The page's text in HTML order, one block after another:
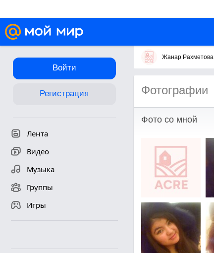
Войти
Регистрация
Лента
Видео
Музыка
Группы
Игры
Жанар Рахметова
Фотографии
Фото со мной